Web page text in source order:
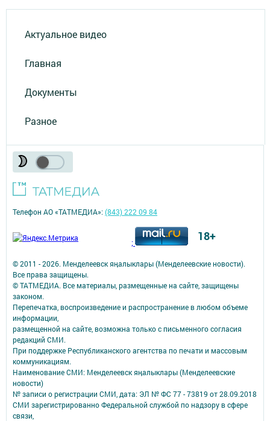
Актуальное видео
Главная
Документы
Разное
© 2011 - 2026. Менделеевск яӊалыклары (Менделеевские новости).
Все права защищены.
© ТАТМЕДИА. Все материалы, размещенные на сайте, защищены
законом.
Перепечатка, воспроизведение и распространение в любом объеме
информации,
размещенной на сайте, возможна только с письменного согласия
редакций СМИ.
При поддержке Республиканского агентства по печати и массовым
коммуникациям.
Наименование СМИ: Менделеевск яӊалыклары (Менделеевские
новости)
№ записи о регистрации СМИ, дата: ЭЛ № ФС 77 - 73819 от 28.09.2018
СМИ зарегистрированно Федеральной службой по надзору в сфере
связи,
Телефон АО «ТАТМЕДИА»:(843) 222 09 84
; 18+